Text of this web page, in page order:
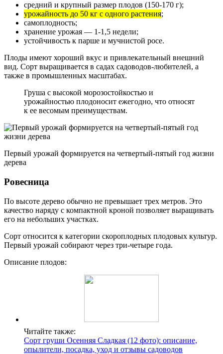
средний и крупный размер плодов (150-170 г);
урожайность до 50 кг с одного растения;
самоплодность;
хранение урожая — 1-1,5 недели;
устойчивость к парше и мучнистой росе.
Плоды имеют хороший вкус и привлекательный внешний
вид. Сорт выращивается в садах садоводов-любителей, а
также в промышленных масштабах.
Груша с высокой морозостойкостью и
урожайностью плодоносит ежегодно, что относят
к ее весомым преимуществам.
Первый урожай формируется на четвертый-пятый год жизни
дерева
Ровесница
По высоте дерево обычно не превышает трех метров. Это
качество наряду с компактной кроной позволяет выращивать
его на небольших участках.
Сорт относится к категории скороплодных плодовых культур.
Первый урожай собирают через три-четыре года.
Описание плодов:
Читайте также:
Сорт груши Осенняя Сладкая (12 фото): описание,
опылители, посадка, уход и отзывы садоводов